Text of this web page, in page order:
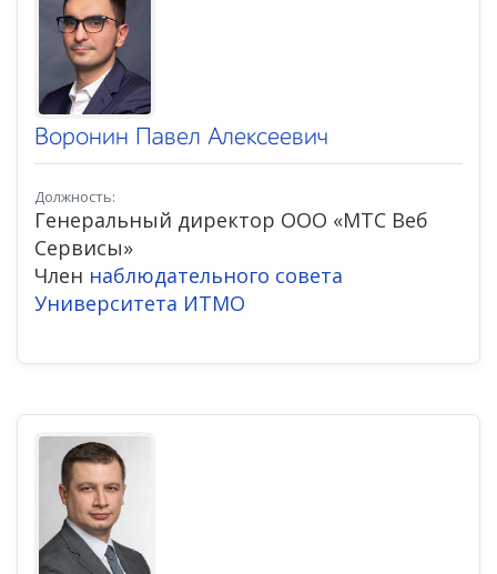
Воронин Павел Алексеевич
Должность:
Генеральный директор ООО «МТС Веб
Сервисы»
Член наблюдательного совета
Университета ИТМО